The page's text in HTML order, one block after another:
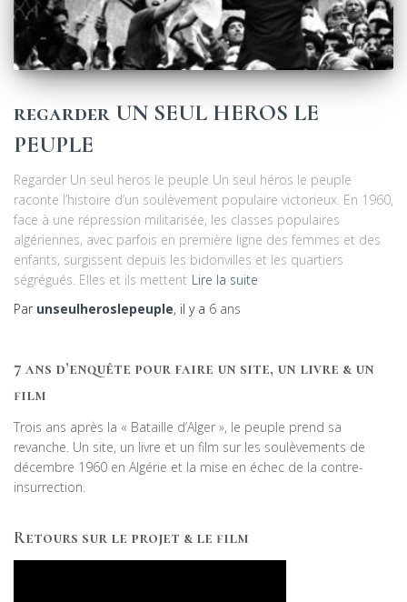
regarder UN SEUL HEROS LE
PEUPLE
Regarder Un seul heros le peuple Un seul héros le peuple
raconte l’histoire d’un soulèvement populaire victorieux. En 1960,
face à une répression militarisée, les classes populaires
algériennes, avec parfois en première ligne des femmes et des
enfants, surgissent depuis les bidonvilles et les quartiers
ségrégués. Elles et ils mettent Lire la suite
Par unseulheroslepeuple, il y a 6 ans
7 ans d’enquête pour faire un site, un livre & un
film
Trois ans après la « Bataille d’Alger », le peuple prend sa
revanche. Un site, un livre et un film sur les soulèvements de
décembre 1960 en Algérie et la mise en échec de la contre-
insurrection.
Retours sur le projet & le film